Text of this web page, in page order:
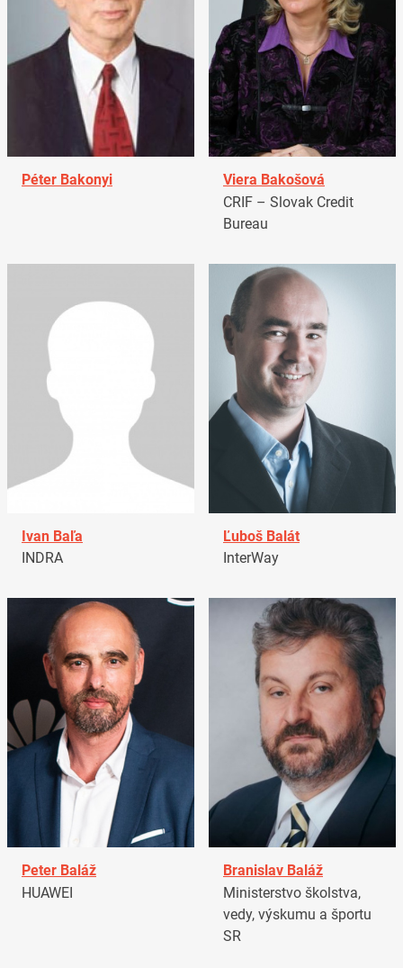
Péter Bakonyi
Viera Bakošová
CRIF – Slovak Credit
Bureau
Ivan Baľa
INDRA
Ľuboš Balát
InterWay
Peter Baláž
HUAWEI
Branislav Baláž
Ministerstvo školstva,
vedy, výskumu a športu
SR